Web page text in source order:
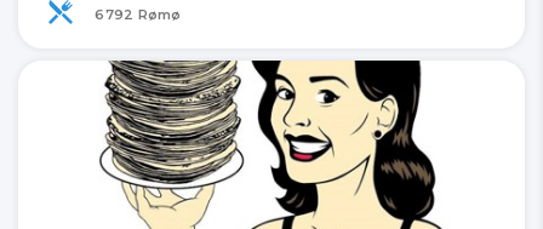
6792 Rømø